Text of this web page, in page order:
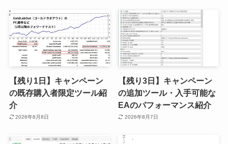
【残り1日】キャンペーン
の既存購入者限定ツール紹
介
2026年8月8日
【残り3日】キャンペーン
の追加ツール・入手可能な
EAのパフォーマンス紹介
2026年8月7日